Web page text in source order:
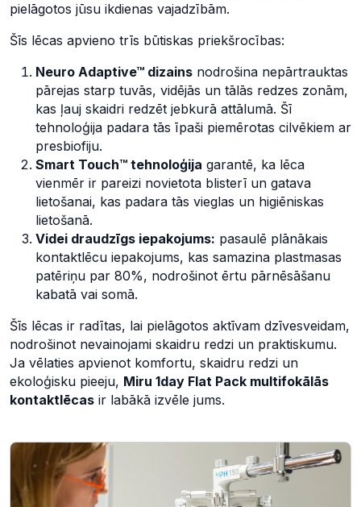
pielāgotos jūsu ikdienas vajadzībām.
Šīs lēcas apvieno trīs būtiskas priekšrocības:
Neuro Adaptive™ dizains nodrošina nepārtrauktas
pārejas starp tuvās, vidējās un tālās redzes zonām,
kas ļauj skaidri redzēt jebkurā attālumā. Šī
tehnoloģija padara tās īpaši piemērotas cilvēkiem ar
presbiofiju.
Smart Touch™ tehnoloģija garantē, ka lēca
vienmēr ir pareizi novietota blisterī un gatava
lietošanai, kas padara tās vieglas un higiēniskas
lietošanā.
Videi draudzīgs iepakojums: pasaulē plānākais
kontaktlēcu iepakojums, kas samazina plastmasas
patēriņu par 80%, nodrošinot ērtu pārnēsāšanu
kabatā vai somā.
Šīs lēcas ir radītas, lai pielāgotos aktīvam dzīvesveidam,
nodrošinot nevainojami skaidru redzi un praktiskumu.
Ja vēlaties apvienot komfortu, skaidru redzi un
ekoloģisku pieeju, Miru 1day Flat Pack multifokālās
kontaktlēcas ir labākā izvēle jums.